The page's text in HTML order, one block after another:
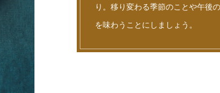
り。移り変わる季節のことや午後
を味わうことにしましょう。